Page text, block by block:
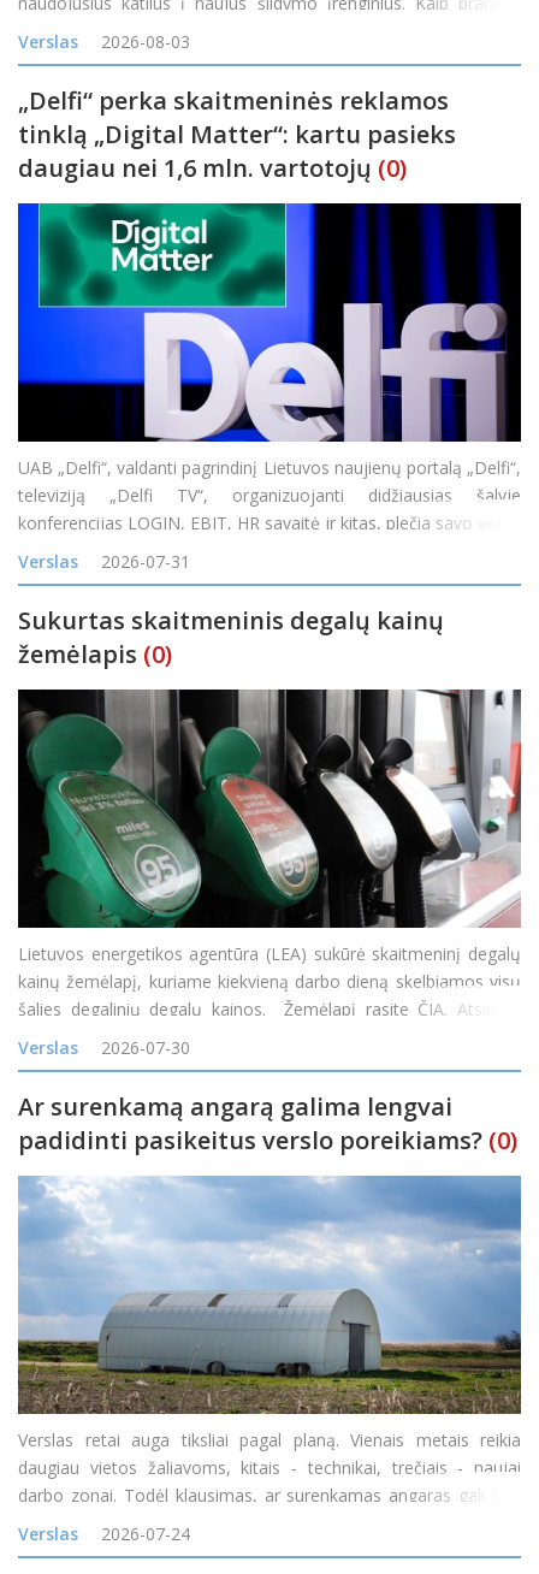
Lietuvos energetikos agentūra (LEA), teikti paraiškas gyventojai
galės nuo 14 val. &bdq
Verslas 2026-08-03
„Delfi“ perka skaitmeninės reklamos
tinklą „Digital Matter“: kartu pasieks
daugiau nei 1,6 mln. vartotojų (0)
UAB „Delfi“, valdanti pagrindinį Lietuvos naujienų portalą „Delfi“,
televiziją „Delfi TV“, organizuojanti didžiausias šalyje
konferencijas LOGIN, EBIT, HR savaitė ir kitas, plečia savo veiklą
įsigijusi vieną didžiausių skaitmeninės reklamos tinklų Baltijos
Verslas 2026-07-31
Sukurtas skaitmeninis degalų kainų
žemėlapis (0)
Lietuvos energetikos agentūra (LEA) sukūrė skaitmeninį degalų
kainų žemėlapį, kuriame kiekvieną darbo dieną skelbiamos visų
šalies degalinių degalų kainos. Žemėlapį rasite ČIA. Atsidarę
žemėlapį gyventojai nuo šiol galės patys palyginti kainas
skirtingose degalinėse ir rasti pi
Verslas 2026-07-30
Ar surenkamą angarą galima lengvai
padidinti pasikeitus verslo poreikiams? (0)
Verslas retai auga tiksliai pagal planą. Vienais metais reikia
daugiau vietos žaliavoms, kitais - technikai, trečiais - naujai
darbo zonai. Todėl klausimas, ar surenkamas angaras gali būti
padidintas, yra labai praktiškas. Atsakymas dažniausiai priklauso
nuo konstrukcijos tipo, pradinio proje
Verslas 2026-07-24